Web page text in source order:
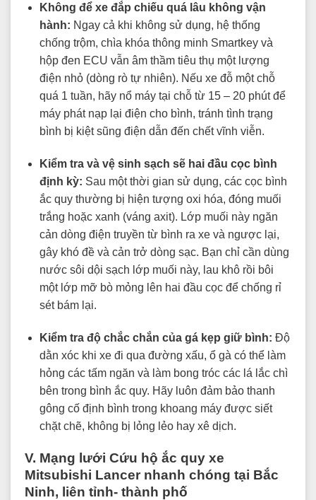
Không để xe đắp chiếu quá lâu không vận
hành: Ngay cả khi không sử dụng, hệ thống
chống trộm, chìa khóa thông minh Smartkey và
hộp đen ECU vẫn âm thầm tiêu thụ một lượng
điện nhỏ (dòng rò tự nhiên). Nếu xe đỗ một chỗ
quá 1 tuần, hãy nổ máy tại chỗ từ 15 – 20 phút để
máy phát nạp lại điện cho bình, tránh tình trạng
bình bị kiệt sũng điện dẫn đến chết vĩnh viễn.
Kiểm tra và vệ sinh sạch sẽ hai đầu cọc bình
định kỳ: Sau một thời gian sử dụng, các cọc bình
ắc quy thường bị hiện tượng oxi hóa, đóng muối
trắng hoặc xanh (váng axit). Lớp muối này ngăn
cản dòng điện truyền từ bình ra xe và ngược lại,
gây khó đề và cản trở dòng sạc. Bạn chỉ cần dùng
nước sôi dội sạch lớp muối này, lau khô rồi bôi
một lớp mỡ bò mỏng lên hai đầu cọc để chống rỉ
sét bám lại.
Kiểm tra độ chắc chắn của gá kẹp giữ bình: Độ
dằn xóc khi xe đi qua đường xấu, ổ gà có thể làm
hỏng các tấm ngăn và làm bong tróc các lá lắc chì
bên trong bình ắc quy. Hãy luôn đảm bảo thanh
gông cố định bình trong khoang máy được siết
chặt chẽ, không bị lỏng lẻo hay xê dịch.
V. Mạng lưới Cứu hộ ắc quy xe
Mitsubishi Lancer nhanh chóng tại Bắc
Ninh, liên tỉnh- thành phố